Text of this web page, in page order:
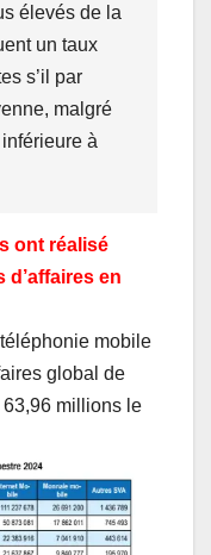
élevés de la
un taux
s’il par
malgré
à
ont réalisé
d’affaires en
mobile
global de
millions le